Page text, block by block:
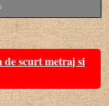
de scurt metraj si